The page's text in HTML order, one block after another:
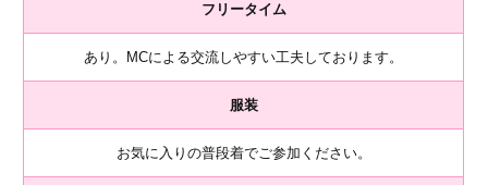
フリータイム
あり。MCによる交流しやすい工夫しております。
服装
お気に入りの普段着でご参加ください。